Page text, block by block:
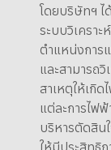
โดยบริษัทฯ
ระบบวิเครา
ตำแหน่งการ
และสามารถ
สาเหตุให้เกิ
แต่ละการไฟ
บริหารตัดสิน